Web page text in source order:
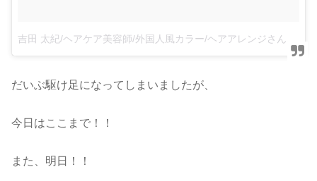
だいぶ駆け足になってしまいましたが、
今日はここまで！！
また、明日！！